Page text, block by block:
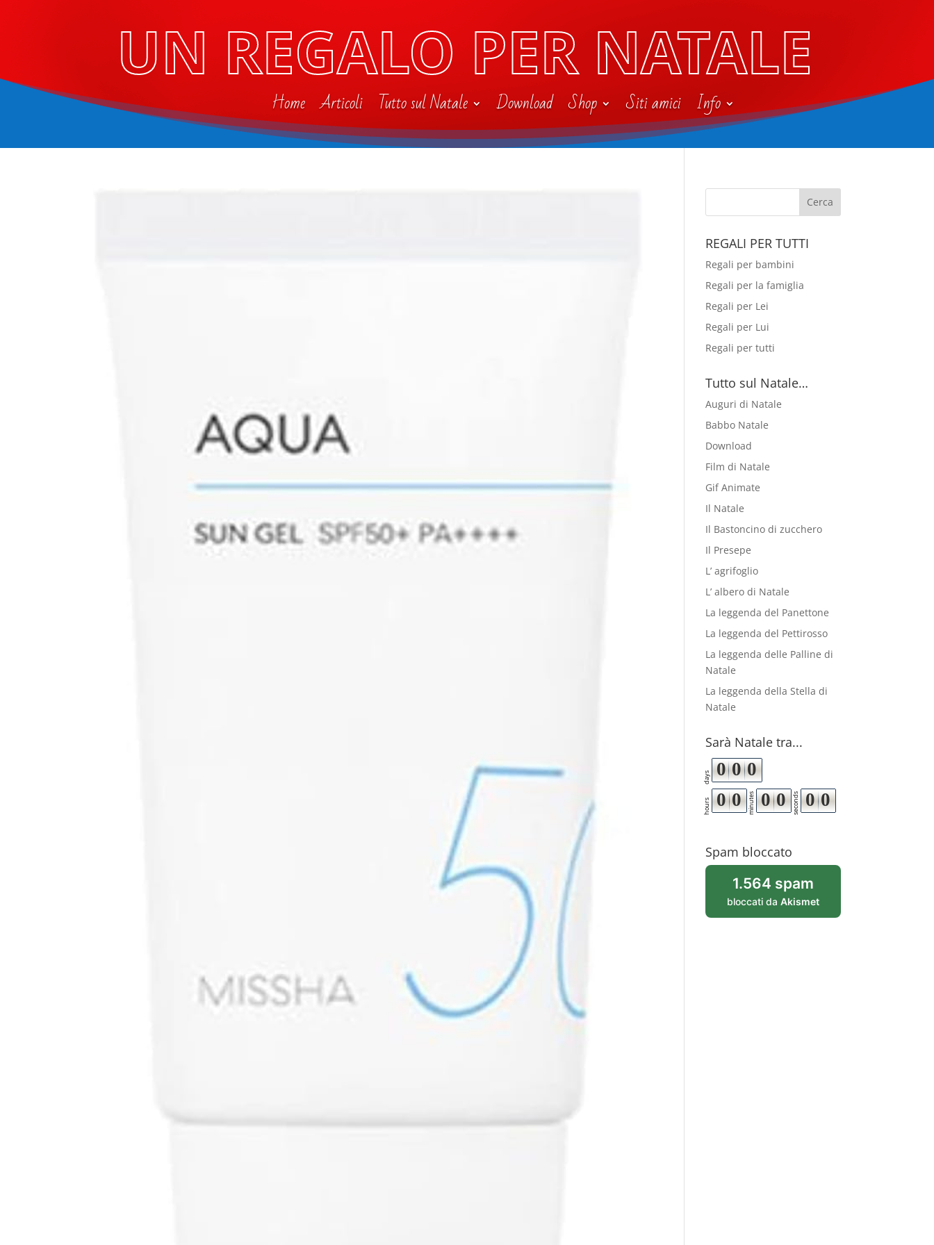
UN REGALO PER NATALE
Home Articoli Tutto sul Natale Download Shop Siti amici Info
REGALI PER TUTTI
Regali per bambini
Regali per la famiglia
Regali per Lei
Regali per Lui
Regali per tutti
Tutto sul Natale…
Auguri di Natale
Babbo Natale
Download
Film di Natale
Gif Animate
Il Natale
Il Bastoncino di zucchero
Il Presepe
L’ agrifoglio
L’ albero di Natale
La leggenda del Panettone
La leggenda del Pettirosso
La leggenda delle Palline di
Natale
La leggenda della Stella di
Natale
Sarà Natale tra...
days 0 0 0
hours 0 0 minutes 0 0 seconds 0 0
Spam bloccato
1.564 spam
bloccati da Akismet